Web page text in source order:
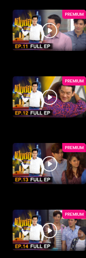
PREMIUM
PREMIUM
PREMIUM
PREMIUM